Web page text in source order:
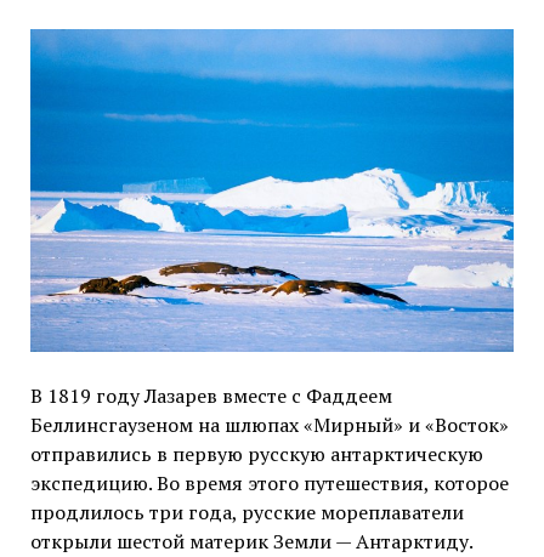
В 1819 году Лазарев вместе с Фаддеем
Беллинсгаузеном на шлюпах «Мирный» и «Восток»
отправились в первую русскую антарктическую
экспедицию. Во время этого путешествия, которое
продлилось три года, русские мореплаватели
открыли шестой материк Земли — Антарктиду.